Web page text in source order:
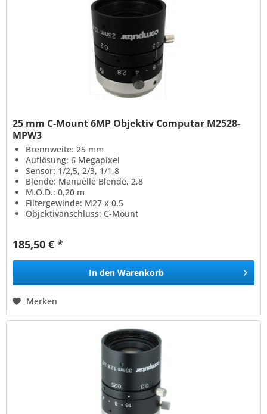
25 mm C-Mount 6MP Objektiv Computar M2528-
MPW3
Brennweite: 25 mm
Auflösung: 6 Megapixel
Sensor: 1/2,5, 2/3, 1/1,8
Blende: Manuelle Blende, 2,8
M.O.D.: 0,20 m
Filtergewinde: M27 x 0.5
Objektivanschluss: C-Mount
185,50 € *
In den Warenkorb
Merken